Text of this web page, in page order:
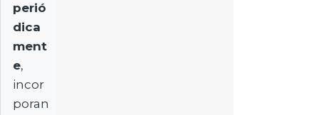
perió
dica
ment
e,
incor
poran